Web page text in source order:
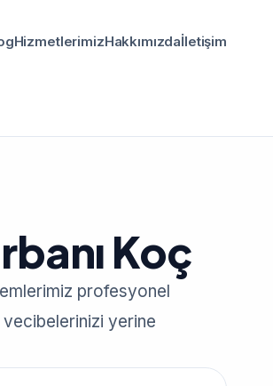
HizmetlerimizHakkımızdaİletişim
Koç
profesyonel
yerine